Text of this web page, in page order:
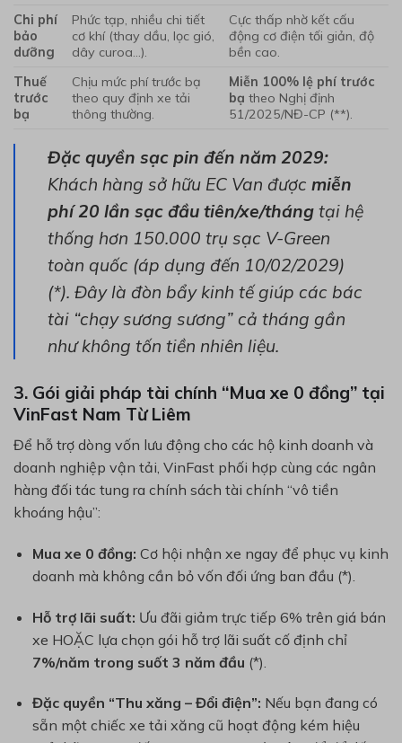
Chi phí
bảo
dưỡng
Phức tạp, nhiều chi tiết
cơ khí (thay dầu, lọc gió,
dây curoa…).
Cực thấp nhờ kết cấu
động cơ điện tối giản, độ
bền cao.
Thuế
trước
bạ
Chịu mức phí trước bạ
theo quy định xe tải
thông thường.
Miễn 100% lệ phí trước
bạ theo Nghị định
51/2025/NĐ-CP (**).
Đặc quyền sạc pin đến năm 2029:
Khách hàng sở hữu EC Van được miễn
phí 20 lần sạc đầu tiên/xe/tháng tại hệ
thống hơn 150.000 trụ sạc V-Green
toàn quốc (áp dụng đến 10/02/2029)
(*). Đây là đòn bẩy kinh tế giúp các bác
tài “chạy sương sương” cả tháng gần
như không tốn tiền nhiên liệu.
3. Gói giải pháp tài chính “Mua xe 0 đồng” tại
VinFast Nam Từ Liêm
Để hỗ trợ dòng vốn lưu động cho các hộ kinh doanh và
doanh nghiệp vận tải, VinFast phối hợp cùng các ngân
hàng đối tác tung ra chính sách tài chính “vô tiền
khoáng hậu”:
Mua xe 0 đồng: Cơ hội nhận xe ngay để phục vụ kinh
doanh mà không cần bỏ vốn đối ứng ban đầu (*).
Hỗ trợ lãi suất: Ưu đãi giảm trực tiếp 6% trên giá bán
xe HOẶC lựa chọn gói hỗ trợ lãi suất cố định chỉ
7%/năm trong suốt 3 năm đầu (*).
Đặc quyền “Thu xăng – Đổi điện”: Nếu bạn đang có
sẵn một chiếc xe tải xăng cũ hoạt động kém hiệu